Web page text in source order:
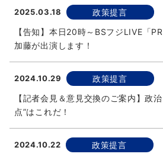
2025.03.18
政策提言
【告知】本日20時～BSフジLIVE「
加藤が出演します！
2024.10.29
政策提言
【記者会見＆意見交換のご案内】政
点”はこれだ！
2024.10.22
政策提言